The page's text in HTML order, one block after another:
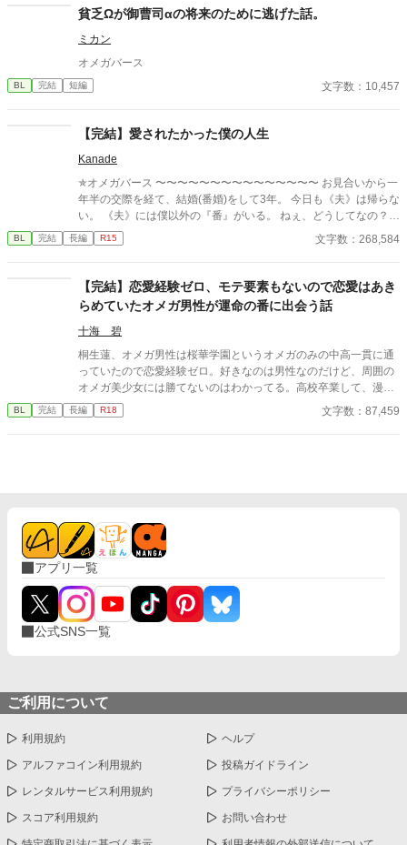
たと知る。 「戻ってきてくれ」 今さら必死に追いかけてくる玲
司。 だが湊の隣には、自分を支え続けてくれた医師のα・神崎伊
織がいた。 「あなたは俺を捨てたでしょう」 後悔に苦しむα、執
着する第二のα、そして希少Ωを巡る陰謀。 もう二度と傷つきた
速する、すれ違いオメガバースBL。
貧乏Ωが御曹司αの将来のために逃げた話。
ミカン
オメガバース
BL 完結 短編 文字数：10,457
【完結】愛されたかった僕の人生
Kanade
✯オメガバース 〜〜〜〜〜〜〜〜〜〜〜〜〜〜〜 お見合いから一
年半の交際を経て、結婚(番婚)をして3年。 今日も《夫》は帰らな
い。 《夫》には僕以外の『番』がいる。 ねぇ、どうしてなの？
一目惚れだって言ったじゃない。 愛してるって言ってくれたじゃ
ないか。 ねぇ、僕はもう要らないの…？ 独りで過ごす『発情期』
を他サイトにて投稿公開中です。
BL 完結 長編 R15 文字数：268,584
【完結】恋愛経験ゼロ、モテ要素もないので恋愛はあき
らめていたオメガ男性が運命の番に出会う話
十海 碧
桐生蓮、オメガ男性は桜華学園というオメガのみの中高一貫に通
っていたので恋愛経験ゼロ。好きなのは男性なのだけど、周囲の
オメガ美少女には勝てないのはわかってる。高校卒業して、漫画
家になり自立しようと頑張っている。蓮の父、桐生柊里、ベータ
男性はイケメン恋愛小説家として活躍している。母はいないが、
美月も運命の番に出会って幸せになります。 蓮の母は誰なのか、
20歳の誕生日に柊里が説明します。柊里の過去の話をします。 初
めての小説です。オメガバース、運命の番が好きで作品を書きま
した。業界話は取材せず空想で書いておりますので、現実とは異
なることが多いと思います。空想の世界の話と許して下さい。
BL 完結 長編 R18 文字数：87,459
アプリ一覧
公式SNS一覧
ご利用について
利用規約 ヘルプ
アルファコイン利用規約 投稿ガイドライン
レンタルサービス利用規約 プライバシーポリシー
スコア利用規約 お問い合わせ